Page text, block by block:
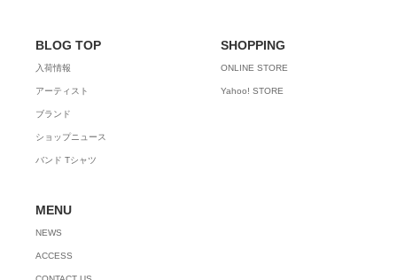
BLOG TOP
入荷情報
アーティスト
ブランド
ショップニュース
バンド Tシャツ
SHOPPING
ONLINE STORE
Yahoo! STORE
MENU
NEWS
ACCESS